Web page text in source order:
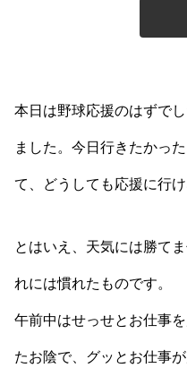
本日は野球応援のはずで
ました。今日行きたかっ
て、どうしても応援に行け
とはいえ、天気には勝て
れには慣れたものです。
午前中はせっせとお仕事
たお陰で、グッとお仕事が